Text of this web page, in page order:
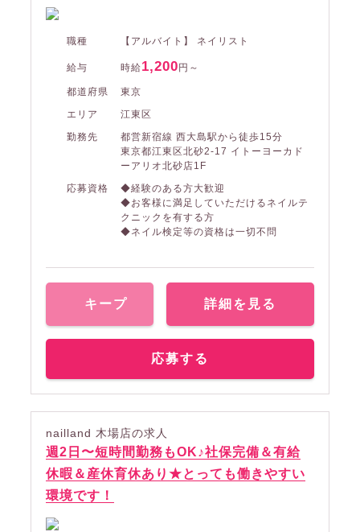
職種 【アルバイト】 ネイリスト
給与 時給1,200円～
都道府県
東京
エリア
江東区
勤務先
都営新宿線 西大島駅から徒歩15分
東京都江東区北砂2-17 イトーヨーカド
ーアリオ北砂店1F
応募資格
◆経験のある方大歓迎
◆お客様に満足していただけるネイルテ
クニックを有する方
◆ネイル検定等の資格は一切不問
キープ 詳細を見る
応募する
nailland 木場店の求人
週2日〜短時間勤務もOK♪社保完備＆有給
休暇＆産休育休あり★とっても働きやすい
環境です！